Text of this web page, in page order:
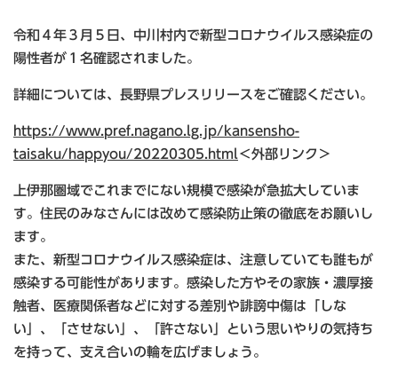
令和４年３月５日、中川村内で新型コロナウイルス感染症の
陽性者が１名確認されました。
詳細については、長野県プレスリリースをご確認ください。
https://www.pref.nagano.lg.jp/kansensho-
taisaku/happyou/20220305.html＜外部リンク＞
上伊那圏域でこれまでにない規模で感染が急拡大していま
す。住民のみなさんには改めて感染防止策の徹底をお願いし
ます。
また、新型コロナウイルス感染症は、注意していても誰もが
感染する可能性があります。感染した方やその家族・濃厚接
触者、医療関係者などに対する差別や誹謗中傷は「しな
い」、「させない」、「許さない」という思いやりの気持ち
を持って、支え合いの輪を広げましょう。